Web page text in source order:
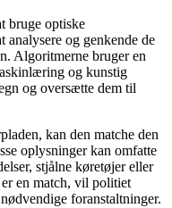
bruge optiske
analysere og genkende de
Algoritmerne bruger en
og kunstig
og oversætte dem til
kan den matche den
oplysninger kan omfatte
stjålne køretøjer eller
en match, vil politiet
foranstaltninger.